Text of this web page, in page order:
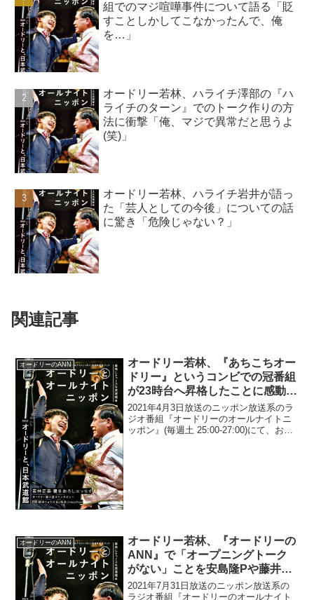
組でのマジ喧嘩事件について語る「貶
すことしかしてこなかったんで、俺
を…」
オードリー若林、ハライチ澤部の『ハ
ライチのターン』でのトーク作りの方
法に衝撃「俺、マジで異常だと思うよ
(笑)」
オードリー若林、ハライチ岩井が語っ
た「芸人としての今後」についての話
に驚き「危険じゃない？」
関連記事
オードリーのANN
オードリー若林、『あちこちオー
ドリー』というコンビでの冠番組
が23時台へ昇格したことに感動
「凄いことだぞ、春日。あれをや
るためにやってきたんだろ？」
2021年4月3日放送のニッポン放送系のラ
ジオ番組『オードリーのオールナイトニ
ッポン』(毎週土 25:00-27:00)にて、お笑
オードリーのANN
オードリー若林、『オードリーの
ANN』で「オープニングトーク
がない」ことを安島隆Pや藤井青
銅に指摘されていたと告白「先週
も気づいた人もいると思うんです
2021年7月31日放送のニッポン放送系の
ラジオ番組『オードリーのオールナイト